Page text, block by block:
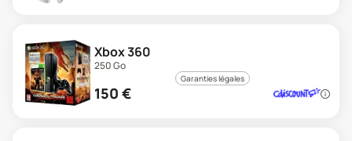
Xbox 360
250 Go
Garanties légales
150 €